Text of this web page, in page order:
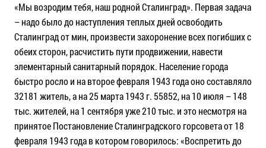
«Мы возродим тебя, наш родной Сталинград». Первая задача
– надо было до наступления теплых дней освободить
Сталинград от мин, произвести захоронение всех погибших с
обеих сторон, расчистить пути продвижении, навести
элементарный санитарный порядок. Население города
быстро росло и на второе февраля 1943 года оно составляло
32181 житель, а на 25 марта 1943 г. 55852, на 10 июля – 148
тыс. жителей, на 1 сентября уже 210 тыс. и это несмотря на
принятое Постановление Сталинградского горсовета от 18
февраля 1943 года в котором говорилось: «Воспретить до